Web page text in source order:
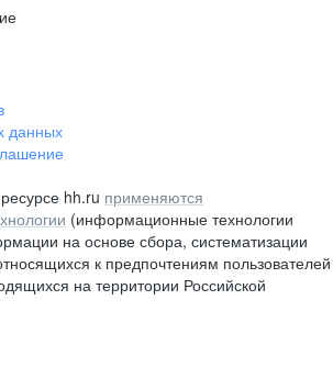
45-1
данных
hh.ru применяются
(информационные технологии
на основе сбора, систематизации
к предпочтениям пользователей
на территории Российской